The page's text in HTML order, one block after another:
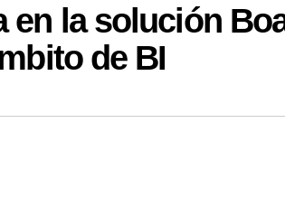
en la solución
de BI